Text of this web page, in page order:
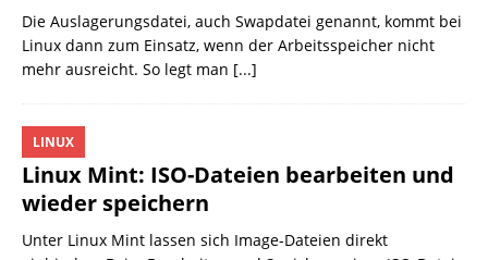
Die Auslagerungsdatei, auch Swapdatei genannt, kommt bei
Linux dann zum Einsatz, wenn der Arbeitsspeicher nicht
mehr ausreicht. So legt man [...]
Linux Mint: ISO-Dateien bearbeiten und
wieder speichern
LINUX
Unter Linux Mint lassen sich Image-Dateien direkt